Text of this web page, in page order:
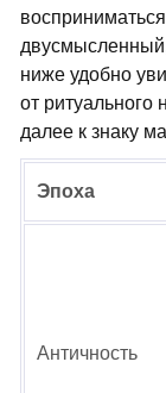
ниже удобно
от ритуального
далее к знаку
Эпоха
Античность